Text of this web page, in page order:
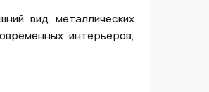
вид металлических
интерьеров,